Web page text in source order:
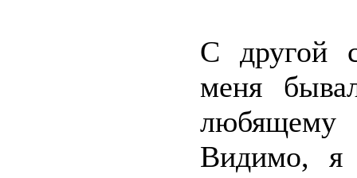
С другой
меня
любящему
Видимо, я